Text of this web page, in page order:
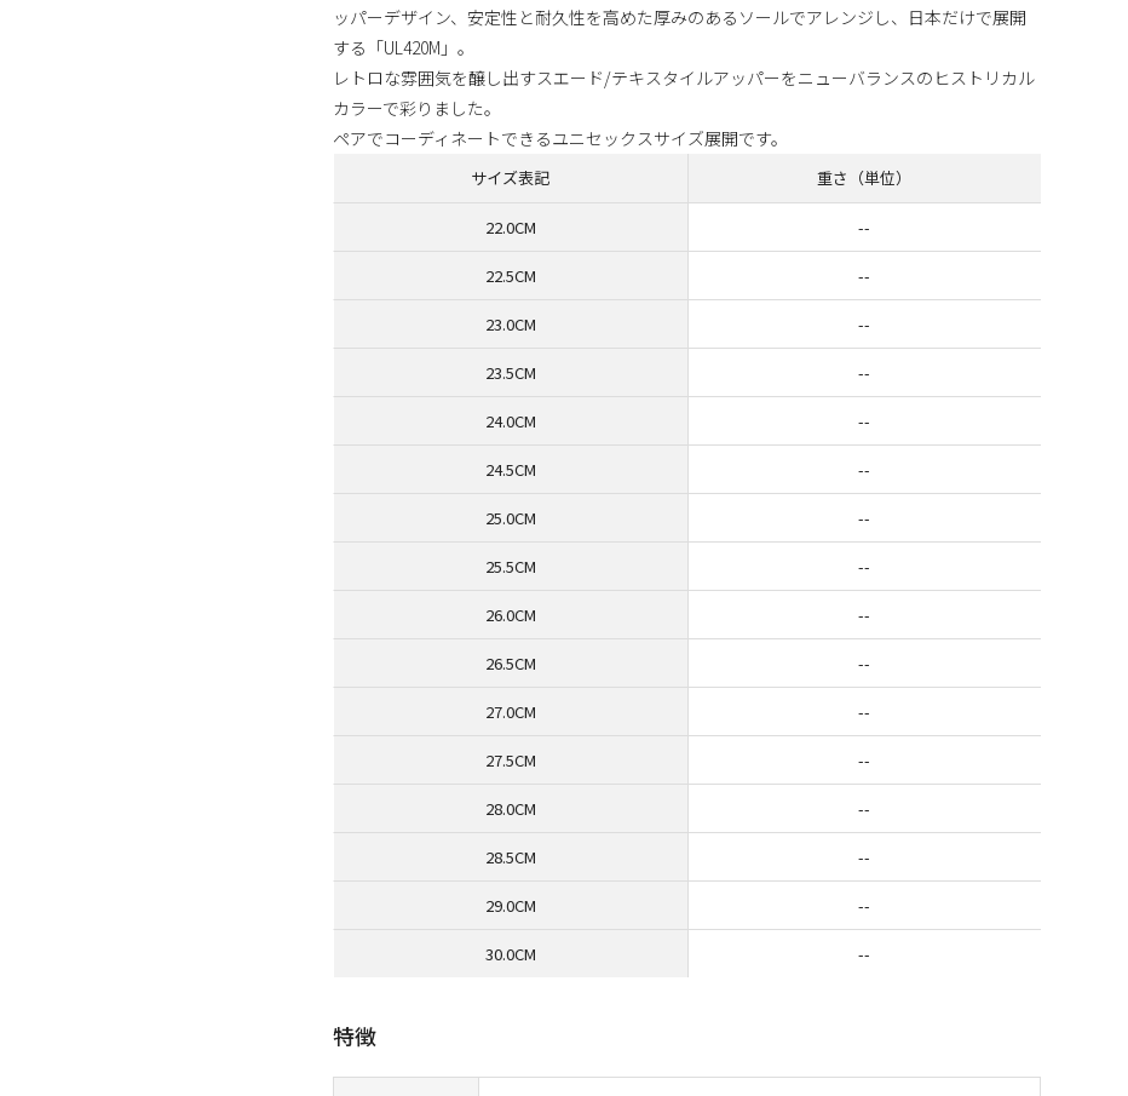
ッパーデザイン、安定性と耐久性を高めた厚みのあるソールでアレンジし、日本だけで展開
する「UL420M」。
レトロな雰囲気を醸し出すスエード/テキスタイルアッパーをニューバランスのヒストリカル
カラーで彩りました。
ペアでコーディネートできるユニセックスサイズ展開です。
特徴
サイズ表記 重さ（単位）
22.0CM --
22.5CM --
23.0CM --
23.5CM --
24.0CM --
24.5CM --
25.0CM --
25.5CM --
26.0CM --
26.5CM --
27.0CM --
27.5CM --
28.0CM --
28.5CM --
29.0CM --
30.0CM --